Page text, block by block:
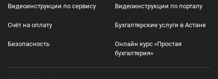
Видеоинструкции по сервису Видеоинструкции по порталу
Счёт на оплату Бухгалтерские услуги в Астане
Безопасность
Онлайн курс «Простая
бухгалтерия»